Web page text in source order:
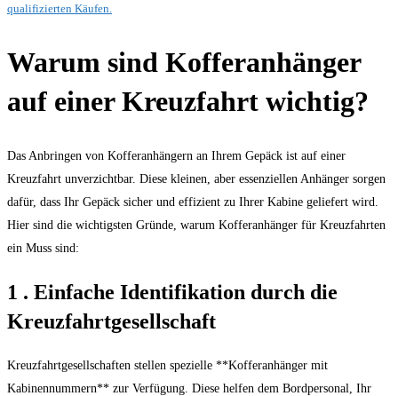
qualifizierten Käufen.
Warum sind Kofferanhänger
auf einer Kreuzfahrt wichtig?
Das Anbringen von Kofferanhängern an Ihrem Gepäck ist auf einer
Kreuzfahrt unverzichtbar. Diese kleinen, aber essenziellen Anhänger sorgen
dafür, dass Ihr Gepäck sicher und effizient zu Ihrer Kabine geliefert wird.
Hier sind die wichtigsten Gründe, warum Kofferanhänger für Kreuzfahrten
ein Muss sind:
1 . Einfache Identifikation durch die
Kreuzfahrtgesellschaft
Kreuzfahrtgesellschaften stellen spezielle **Kofferanhänger mit
Kabinennummern** zur Verfügung. Diese helfen dem Bordpersonal, Ihr